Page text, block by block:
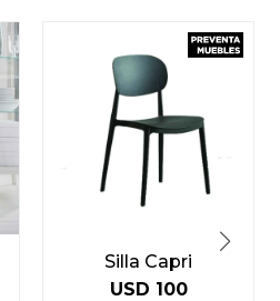
Silla Capri
USD 100